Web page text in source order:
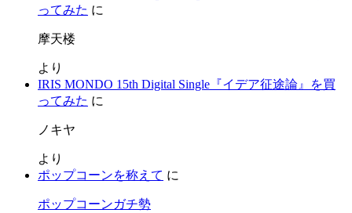
ってみた に
摩天楼
より
IRIS MONDO 15th Digital Single『イデア征途論』を買
ってみた に
ノキヤ
より
ポップコーンを称えて に
ポップコーンガチ勢